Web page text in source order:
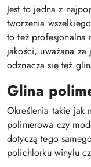
Jest to jedna z
tworzenia
to też profesjonalna
jakości, uważana
odznacza się też
Glina
Określenia takie jak
polimerowa czy
dotyczą tego
polichlorku winylu